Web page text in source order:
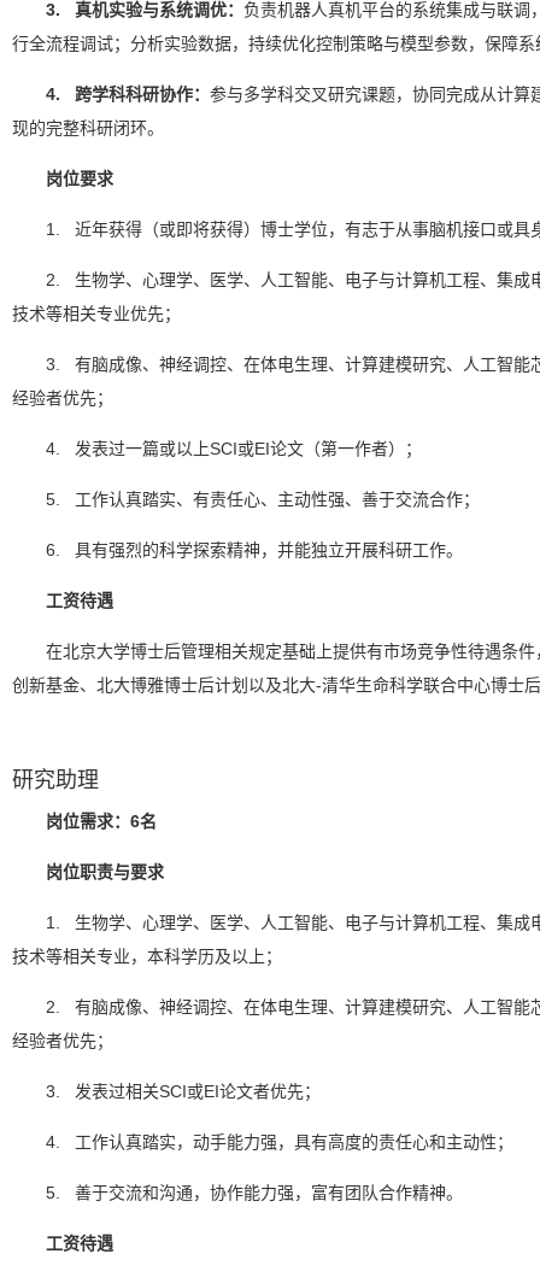
3. 真机实验与系统调优： 负责机器人真机平台的系统集成与联调
行全流程调试；分析实验数据，持续优化控制策略与模型参数，保障
4. 跨学科科研协作： 参与多学科交叉研究课题，协同完成从计算
现的完整科研闭环。
岗位要求
1. 近年获得（或即将获得）博士学位，有志于从事脑机接口或具
2. 生物学、心理学、医学、人工智能、电子与计算机工程、集成
技术等相关专业优先；
3. 有脑成像、神经调控、在体电生理、计算建模研究、人工智能
经验者优先；
4. 发表过一篇或以上SCI或EI论文（第一作者）；
5. 工作认真踏实、有责任心、主动性强、善于交流合作；
6. 具有强烈的科学探索精神，并能独立开展科研工作。
工资待遇
在北京大学博士后管理相关规定基础上提供有市场竞争性待遇条
创新基金、北大博雅博士后计划以及北大-清华生命科学联合中心博士
研究助理
岗位需求：6名
岗位职责与要求
1. 生物学、心理学、医学、人工智能、电子与计算机工程、集成
技术等相关专业，本科学历及以上；
2. 有脑成像、神经调控、在体电生理、计算建模研究、人工智能
经验者优先；
3. 发表过相关SCI或EI论文者优先；
4. 工作认真踏实，动手能力强，具有高度的责任心和主动性；
5. 善于交流和沟通，协作能力强，富有团队合作精神。
工资待遇